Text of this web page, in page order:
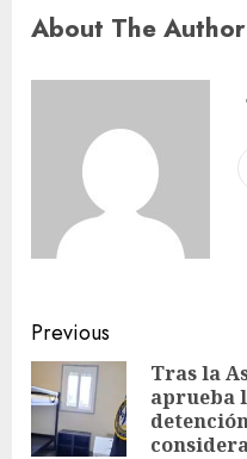
About The Author
Previous
Tras la
aprueba